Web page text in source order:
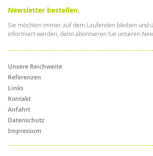
Newsletter bestellen.
Sie möchten immer auf dem Laufenden bleiben und
informiert werden, dann abonnieren Sie unseren
Menü
Links
Unsere Reichweite
Referenzen
Links
Kontakt
Anfahrt
Datenschutz
Impressum